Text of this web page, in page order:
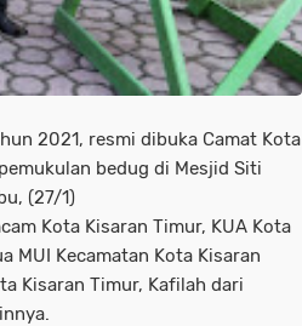
2021, resmi dibuka Camat Kota
bedug di Mesjid Siti
(27/1)
Kota Kisaran Timur, KUA Kota
MUI Kecamatan Kota Kisaran
Kisaran Timur, Kafilah dari